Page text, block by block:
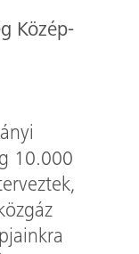
Közép-
10.000